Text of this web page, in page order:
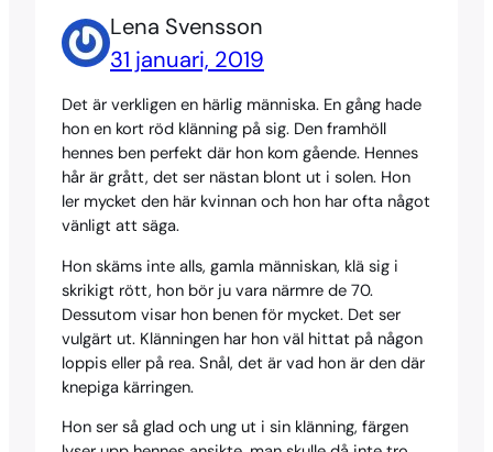
Lena Svensson
31 januari, 2019
Det är verkligen en härlig människa. En gång hade
hon en kort röd klänning på sig. Den framhöll
hennes ben perfekt där hon kom gående. Hennes
hår är grått, det ser nästan blont ut i solen. Hon
ler mycket den här kvinnan och hon har ofta något
vänligt att säga.
Hon skäms inte alls, gamla människan, klä sig i
skrikigt rött, hon bör ju vara närmre de 70.
Dessutom visar hon benen för mycket. Det ser
vulgärt ut. Klänningen har hon väl hittat på någon
loppis eller på rea. Snål, det är vad hon är den där
knepiga kärringen.
Hon ser så glad och ung ut i sin klänning, färgen